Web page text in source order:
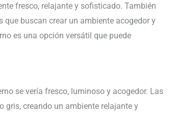
fresco, relajante y sofisticado. También
que buscan crear un ambiente acogedor y
es una opción versátil que puede
se vería fresco, luminoso y acogedor. Las
gris, creando un ambiente relajante y